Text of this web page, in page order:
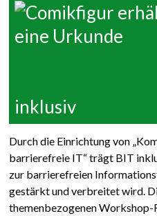
inklusiv
Durch die Einrichtung von
barrierefreie IT“ trägt BIT
zur barrierefreien
gestärkt und verbreitet wird.
themenbezogenen Workshop-